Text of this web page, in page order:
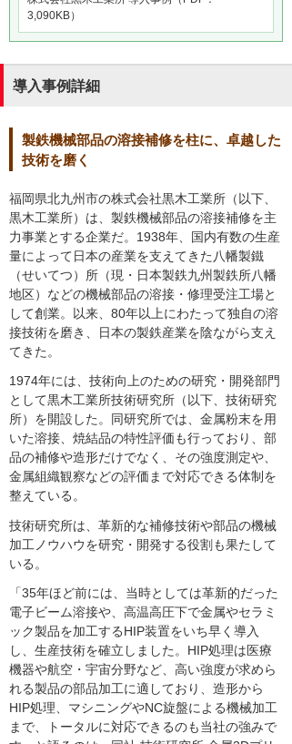
3,090KB）
導入事例詳細
製鉄機械部品の溶接補修を柱に、卓越した
技術を磨く
福岡県北九州市の株式会社黒木工業所（以下、
黒木工業所）は、製鉄機械部品の溶接補修を主
力事業とする企業だ。1938年、国内有数の生産
量によって日本の産業を支えてきた八幡製鐵
（せいてつ）所（現・日本製鉄九州製鉄所八幡
地区）などの機械部品の溶接・修理受注工場と
して創業。以来、80年以上にわたって独自の溶
接技術を磨き、日本の製鉄産業を陰ながら支え
てきた。
1974年には、技術向上のための研究・開発部門
として黒木工業所技術研究所（以下、技術研究
所）を開設した。同研究所では、金属粉末を用
いた溶接、焼結品の特性評価も行っており、部
品の補修や造形だけでなく、その強度測定や、
金属組織観察などの評価まで対応できる体制を
整えている。
技術研究所は、革新的な補修技術や部品の機械
加工ノウハウを研究・開発する役割も果たして
いる。
「35年ほど前には、当時としては革新的だった
電子ビーム溶接や、高温高圧下で金属やセラミ
ック製品を加工するHIP装置をいち早く導入
し、生産技術を確立しました。HIP処理は医療
機器や航空・宇宙分野など、高い強度が求めら
れる製品の部品加工に適しており、造形から
HIP処理、マシニングやNC旋盤による機械加工
まで、トータルに対応できるのも当社の強みで